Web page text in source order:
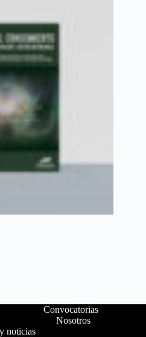
Convocatorias
Nosotros
noticias